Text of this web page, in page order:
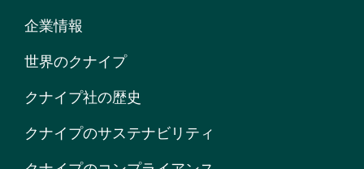
企業情報
世界のクナイプ
クナイプ社の歴史
クナイプのサステナビリティ